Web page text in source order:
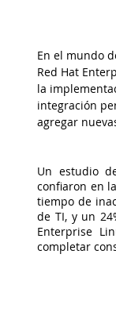
En el mundo
Red Hat
la
integración
agregar
Un estudio
confiaron en
tiempo de
de TI, y un
Enterprise
completar